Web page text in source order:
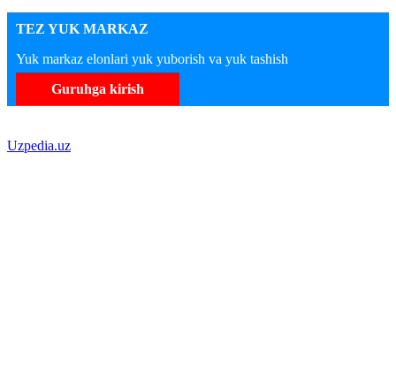
TEZ YUK MARKAZ
Yuk markaz elonlari yuk yuborish va yuk tashish
Guruhga kirish
Uzpedia.uz